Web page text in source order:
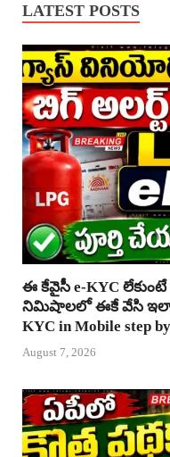
LATEST POSTS
ఈ కేవైసీ e-KYC
నిమిషాలలో ఈకే వేసి ఇలా
KYC in Mobile step
August 7, 2026